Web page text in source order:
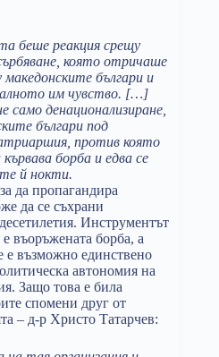
беше реакция срещу
която отричаше
българи и
им чувство. […]
само денационализиране,
българи под
против която
борба и едва се
й нокти.
да пропагандира
да се съхрани
Инструментът
въоръжената борба, а
е възможно единствено
автономия на
Защо това е била
спомени друг от
– д-р Христо Татарчев: